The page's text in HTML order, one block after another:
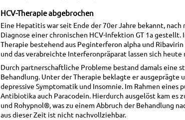
HCV-Therapie abgebrochen
Eine Hepatitis war seit Ende der 70er Jahre bekannt,
Diagnose einer chronischen HCV-Infektion GT 1a
Therapie bestehend aus Peginterferon alpha und
und das verabreichte Interferonpräparat lassen sich
Durch partnerschaftliche Probleme bestand damals eine
Behandlung. Unter der Therapie beklagte er ausgeprägte
depressive Symptomatik und Insomnie. Im Rahmen eines
Antibiotika auch Paracodein. Hierdurch ausgelöst kam es
und Rohypnol®, was zu einem Abbruch der Behandlung
aus dieser Zeit ist nicht nachvollziehbar.